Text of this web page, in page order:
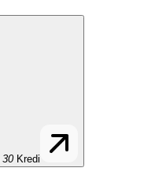
30 Kredi